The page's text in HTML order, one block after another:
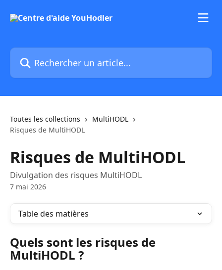
Rechercher un article...
Toutes les collections
MultiHODL
Risques de MultiHODL
Risques de MultiHODL
Divulgation des risques MultiHODL
7 mai 2026
Table des matières
Quels sont les risques de
MultiHODL ?